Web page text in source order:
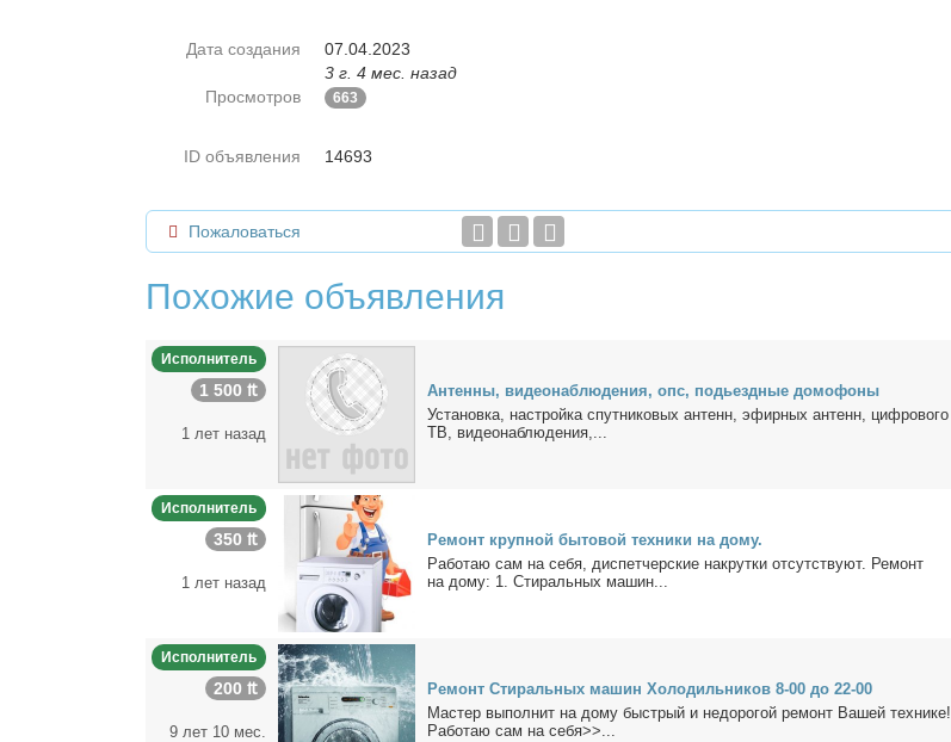
Дата создания
07.04.2023
3 г. 4 мес. назад
Просмотров
663
ID объявления 14693
Пожаловаться
Похожие объявления
Исполнитель
1 500 ₶
1 лет назад
Ан­тен­ны, ви­део­на­блю­де­ния, опс, по­дьезд­ные до­мо­фо­ны
Уста­нов­ка, на­строй­ка спут­ни­ко­вых ан­тенн, эфир­ных ан­тенн, циф­ро­во­го
ТВ, ви­део­на­блю­де­ния,...
Исполнитель
350 ₶
1 лет назад
Ре­монт круп­ной бы­то­вой тех­ни­ки на до­му.
Ра­бо­таю сам на се­бя, дис­пет­чер­ские на­крут­ки от­сут­ству­ют. Ре­монт
на до­му: 1. Сти­раль­ных ма­шин...
Исполнитель
200 ₶
9 лет 10 мес.
Ре­монт Сти­раль­ных ма­шин Хо­ло­диль­ни­ков 8-00 до 22-00
Ма­стер вы­пол­нит на до­му быст­рый и недо­ро­гой ре­монт Ва­шей тех­ни­ке!
Ра­бо­таю сам на се­бя>>...